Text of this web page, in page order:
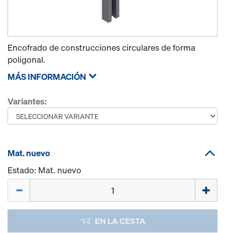
Encofrado de construcciones circulares de forma
poligonal.
MÁS INFORMACIÓN
Variantes:
Mat. nuevo
Estado: Mat. nuevo
EN LA CESTA